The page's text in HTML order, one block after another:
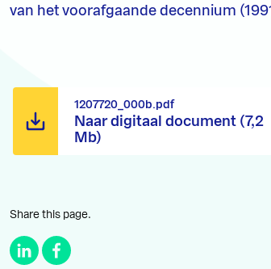
van het voorafgaande decennium
Naar digitaal document (7,2
Mb)
1207720_000b.pdf
Share this page.